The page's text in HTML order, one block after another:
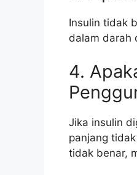
Insulin tidak
dalam darah
4.
Jika insulin
panjang
tidak benar,